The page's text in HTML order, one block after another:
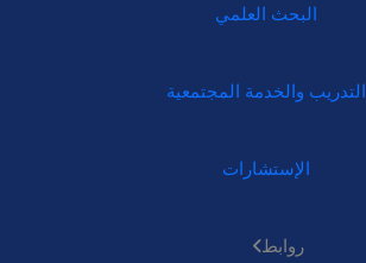
البحث العلمي
التدريب والخدمة المجتمعية
الإستشارات
روابط